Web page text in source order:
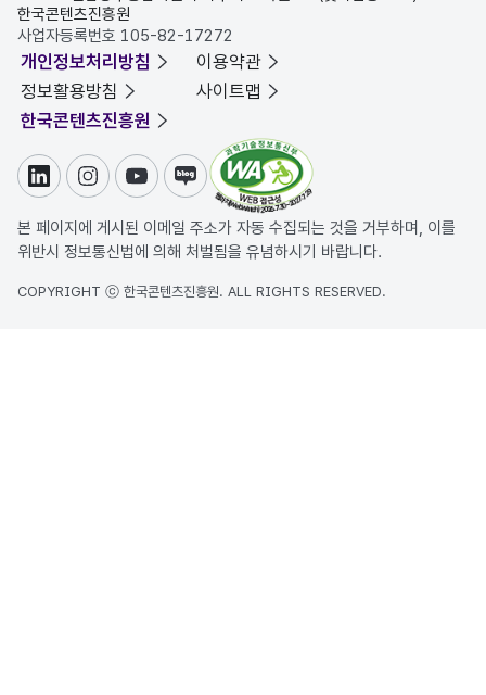
한국콘텐츠진흥원
사업자등록번호 105-82-17272
개인정보처리방침
이용약관
정보활용방침
사이트맵
한국콘텐츠진흥원
링크드인인스타그램
유튜브블로그
본 페이지에 게시된 이메일 주소가 자동 수집되는 것을 거부하며, 이를
위반시 정보통신법에 의해 처벌됨을 유념하시기 바랍니다.
COPYRIGHT ⓒ 한국콘텐츠진흥원. ALL RIGHTS RESERVED.